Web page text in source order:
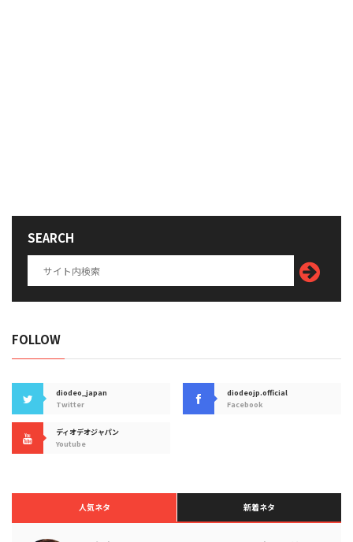
SEARCH
FOLLOW
diodeo_japan
Twitter
diodeojp.official
Facebook
ディオデオジャパン
Youtube
人気ネタ 新着ネタ